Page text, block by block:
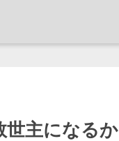
世主になるか